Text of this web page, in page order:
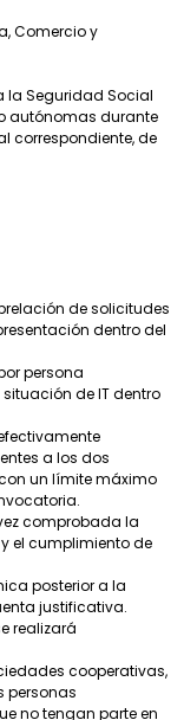
Comercio y
la Seguridad Social
autónomas durante
correspondiente, de
de solicitudes
dentro del
persona
de IT dentro
a los dos
un límite máximo
comprobada la
el cumplimiento de
posterior a la
justificativa.
realizará
cooperativas,
personas
no tengan parte en